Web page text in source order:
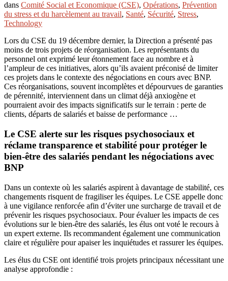
dans Comité Social et Economique (CSE), Opérations, Prévention
du stress et du harcèlement au travail, Santé, Sécurité, Stress,
Technology
Lors du CSE du 19 décembre dernier, la Direction a présenté pas
moins de trois projets de réorganisation. Les représentants du
personnel ont exprimé leur étonnement face au nombre et à
l’ampleur de ces initiatives, alors qu’ils avaient préconisé de limiter
ces projets dans le contexte des négociations en cours avec BNP.
Ces réorganisations, souvent incomplètes et dépourvues de garanties
de pérennité, interviennent dans un climat déjà anxiogène et
pourraient avoir des impacts significatifs sur le terrain : perte de
clients, départs de salariés et baisse de performance …
Le CSE alerte sur les risques psychosociaux et
réclame transparence et stabilité pour protéger le
bien-être des salariés pendant les négociations avec
BNP
Dans un contexte où les salariés aspirent à davantage de stabilité, ces
changements risquent de fragiliser les équipes. Le CSE appelle donc
à une vigilance renforcée afin d’éviter une surcharge de travail et de
prévenir les risques psychosociaux. Pour évaluer les impacts de ces
évolutions sur le bien-être des salariés, les élus ont voté le recours à
un expert externe. Ils recommandent également une communication
claire et régulière pour apaiser les inquiétudes et rassurer les équipes.
Les élus du CSE ont identifié trois projets principaux nécessitant une
analyse approfondie :